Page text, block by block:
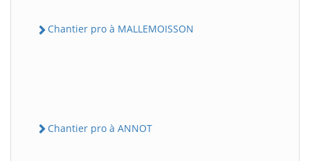
Chantier pro à MALLEMOISSON
Chantier pro à ANNOT